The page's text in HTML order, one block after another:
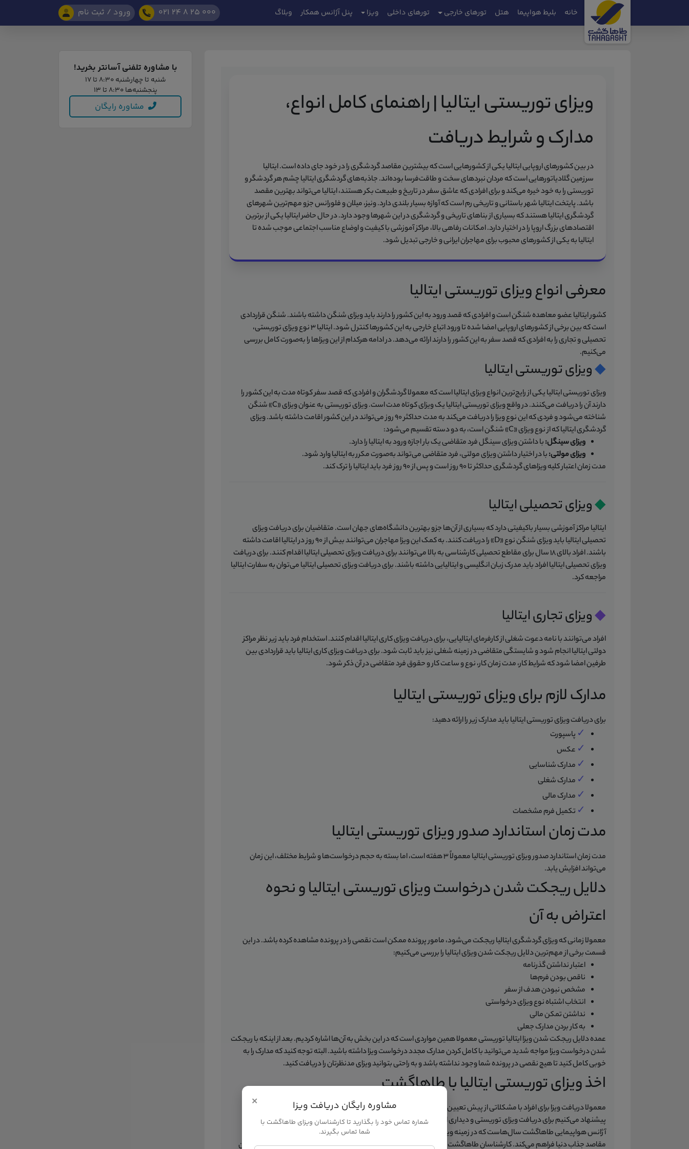
خانه بلیط هواپیما هتل تورهای خارجی تورهای داخلی ویزا پنل آژانس همکار وبلاگ 021 24 8 25 000 ورود / ثبت نام
ویزای توریستی ایتالیا | راهنمای کامل انواع،
مدارک و شرایط دریافت
در بین کشورهای اروپایی ایتالیا یکی از کشورهایی است که بیشترین مقاصد گردشگری را در خود جای داده است. ایتالیا
سرزمین گلادیاتورهایی است که مردان نبردهای سخت و طاقت‌فرسا بوده‌اند. جاذبه‌های گردشگری ایتالیا چشم هر گردشگر و
توریستی را به خود خیره می‌کند و برای افرادی که عاشق سفر در تاریخ و طبیعت بکر هستند، ایتالیا می‌تواند بهترین مقصد
باشد. پایتخت ایتالیا شهر باستانی و تاریخی رم است که آوازه بسیار بلندی دارد. ونیز، میلان و فلورانس جزو مهم‌ترین شهرهای
گردشگری ایتالیا هستند که بسیاری از بناهای تاریخی و گردشگری در این شهرها وجود دارد. در حال حاضر ایتالیا یکی از برترین
اقتصادهای بزرگ اروپا را در اختیار دارد. امکانات رفاهی بالا، مراکز آموزشی با کیفیت و اوضاع مناسب اجتماعی موجب شده تا
ایتالیا به یکی از کشورهای محبوب برای مهاجران ایرانی و خارجی تبدیل شود.
معرفی انواع ویزای توریستی ایتالیا
کشور ایتالیا عضو معاهده شنگن است و افرادی که قصد ورود به این کشور را دارند باید ویزای شنگن داشته باشند. شنگن قراردادی
است که بین برخی از کشورهای اروپایی امضا شده تا ورود اتباع خارجی به این کشورها کنترل شود. ایتالیا 3 نوع ویزای توریستی،
تحصیلی و تجاری را به افرادی که قصد سفر به این کشور را دارند ارائه می‌دهد. در ادامه هرکدام از این ویزاها را به‌صورت کامل بررسی
می‌کنیم.
◆ویزای توریستی ایتالیا
ویزای توریستی ایتالیا یکی از رایج‌ترین انواع ویزای ایتالیا است که معمولا گردشگران و افرادی که قصد سفر کوتاه مدت به این کشور را
دارند آن را دریافت می‌کنند. در واقع ویزای توریستی ایتالیا یک ویزای کوتاه مدت است. ویزای توریستی به عنوان ویزای «C» شنگن
شناخته می‌شود و فردی که این نوع ویزا را دریافت می‌کند به مدت حداکثر 90 روز می‌تواند در این کشور اقامت داشته باشد. ویزای
گردشگری ایتالیا که از نوع ویزای «C» شنگن است، به دو دسته تقسیم می‌شود:
ویزای سینگل:با داشتن ویزای سینگل فرد متقاضی یک بار اجازه ورود به ایتالیا را دارد.
ویزای مولتی:با در اختیار داشتن ویزای مولتی، فرد متقاضی می‌تواند به‌صورت مکرر به ایتالیا وارد شود.
مدت زمان اعتبار کلیه ویزاهای گردشگری حداکثر تا 90 روز است و پس از 90 روز فرد باید ایتالیا را ترک کند.
◆ویزای تحصیلی ایتالیا
ایتالیا مراکز آموزشی بسیار باکیفیتی دارد که بسیاری از آن‌ها جزو بهترین دانشگاه‌های جهان است. متقاضیان برای دریافت ویزای
تحصیلی ایتالیا باید ویزای شنگن نوع «D» را دریافت کنند. به کمک این ویزا مهاجران می‌توانند بیش از 90 روز در ایتالیا اقامت داشته
باشند. افراد بالای 18 سال برای مقاطع تحصیلی کارشناسی به بالا می‌توانند برای دریافت ویزای تحصیلی ایتالیا اقدام کنند. برای دریافت
ویزای تحصیلی ایتالیا افراد باید مدرک زبان انگلیسی و ایتالیایی داشته باشند. برای دریافت ویزای تحصیلی ایتالیا می‌توان به سفارت ایتالیا
مراجعه کرد.
◆ویزای تجاری ایتالیا
افراد می‌توانند با نامه دعوت شغلی از کارفرمای ایتالیایی، برای دریافت ویزای کاری ایتالیا اقدام کنند. استخدام فرد باید زیر نظر مراکز
دولتی ایتالیا انجام شود و شایستگی متقاضی در زمینه شغلی نیز باید ثابت شود. برای دریافت ویزای کاری ایتالیا باید قراردادی بین
طرفین امضا شود که شرایط کار، مدت زمان کار، نوع و ساعت کار و حقوق فرد متقاضی در آن ذکر شود.
مدارک لازم برای ویزای توریستی ایتالیا
برای دریافت ویزای توریستی ایتالیا باید مدارک زیر را ارائه دهید:
✓ پاسپورت
✓ عکس
✓ مدارک شناسایی
✓ مدارک شغلی
✓ مدارک مالی
✓ تکمیل فرم مشخصات
مدت زمان استاندارد صدور ویزای توریستی ایتالیا
مدت زمان استاندارد صدور ویزای توریستی ایتالیا معمولاً 3 هفته است، اما بسته به حجم درخواست‌ها و شرایط مختلف، این زمان
می‌تواند افزایش یابد.
دلایل ریجکت شدن درخواست ویزای توریستی ایتالیا و نحوه
اعتراض به آن
معمولا زمانی که ویزای گردشگری ایتالیا ریجکت می‌شود، مامور پرونده ممکن است نقصی را در پرونده مشاهده کرده باشد. در این
قسمت برخی از مهم‌ترین دلایل ریجکت شدن ویزای ایتالیا را بررسی می‌کنیم:
اعتبار نداشتن گذرنامه
ناقص بودن فرم‌ها
مشخص نبودن هدف از سفر
انتخاب اشتباه نوع ویزای درخواستی
نداشتن تمکن مالی
به کار بردن مدارک جعلی
عمده دلایل ریجکت شدن ویزا ایتالیا توریستی معمولا همین مواردی است که در این بخش به آن‌ها اشاره کردیم. بعد از اینکه با ریجکت
شدن درخواست ویزا مواجه شدید می‌توانید با کامل کردن مدارک مجدد درخواست ویزا داشته باشید. البته توجه کنید که مدارک را به
خوبی کامل کنید تا هیچ نقصی در پرونده شما وجود نداشته باشد و به راحتی بتوانید ویزای مدنظرتان را دریافت کنید.
اخذ ویزای توریستی ایتالیا با طاهاگشت
معمولا دریافت ویزا برای افراد با مشکلاتی از پیش تعیین نشده مواجه می‌شود و موجب ریجکت شدن درخواست ویزا می‌شود.
پیشنهاد می‌کنیم برای دریافت ویزای توریستی و دیداری ایتالیا از طریق آژانس هواپیمایی طاهاگشت اقدامات لازم را انجام دهید.
آژانس هواپیمایی طاهاگشت سال‌هاست که در زمینه ویزا و تور اروپا فعالیت می‌کند و هر ماه سفرهای بی‌شماری برای مسافران به
مقاصد جذاب دنیا فراهم می‌کند. کارشناسان طاهاگشت به شما کمک می‌کنند تا در کمترین زمان و با کمترین هزینه ویزای مدنظرتان
با مشاوره تلفنی آسانتر بخرید!
شنبه تا چهارشنبه 8:30 تا 17
پنجشنبه‌ها 8:30 تا 13
مشاوره رایگان
× مشاوره رایگان دریافت ویزا
شماره تماس خود را بگذارید تا کارشناسان ویزای طاهاگشت با
شما تماس بگیرند.